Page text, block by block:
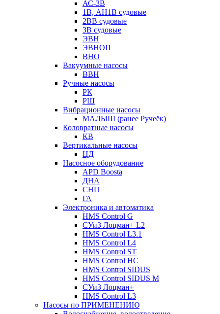
АС-3В
1В, АН1В судовые
2ВВ судовые
3В судовые
ЭВН
ЭВНОП
ВНО
Вакуумные насосы
ВВН
Ручные насосы
РК
РШ
Вибрационные насосы
МАЛЫШ (ранее Ручеёк)
Коловратные насосы
КВ
Вертикальные насосы
ЦД
Насосное оборудование
APD Boosta
ДНА
СНП
ГА
Электроника и автоматика
HMS Control G
СУиЗ Лоцман+ L2
HMS Control L3.1
HMS Control L4
HMS Control ST
HMS Control HC
HMS Control SIDUS
HMS Control SIDUS M
СУиЗ Лоцман+
HMS Control L3
Насосы по ПРИМЕНЕНИЮ